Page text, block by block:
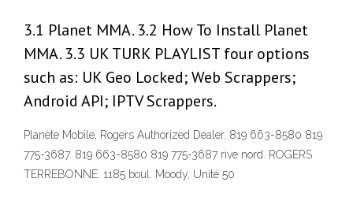
3.1 Planet MMA. 3.2 How To Install Planet
MMA. 3.3 UK TURK PLAYLIST four options
such as: UK Geo Locked; Web Scrappers;
Android API; IPTV Scrappers.
Planète Mobile, Rogers Authorized Dealer. 819 663-8580 819
775-3687. 819 663-8580 819 775-3687 rive nord. ROGERS
TERREBONNE. 1185 boul. Moody, Unité 50